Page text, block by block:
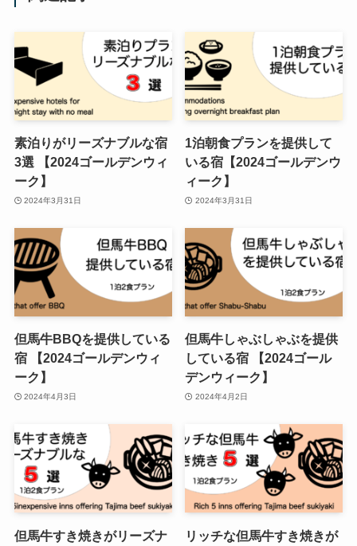
素泊りがリーズナブルな宿
3選 【2024ゴールデンウィ
ーク】
2024年3月31日
1泊朝食プランを提供して
いる宿【2024ゴールデンウ
ィーク】
2024年3月31日
但馬牛BBQを提供している
宿 【2024ゴールデンウィ
ーク】
2024年4月3日
但馬牛しゃぶしゃぶを提供
している宿 【2024ゴール
デンウィーク】
2024年4月2日
但馬牛すき焼きがリーズナ
リッチな但馬牛すき焼きが